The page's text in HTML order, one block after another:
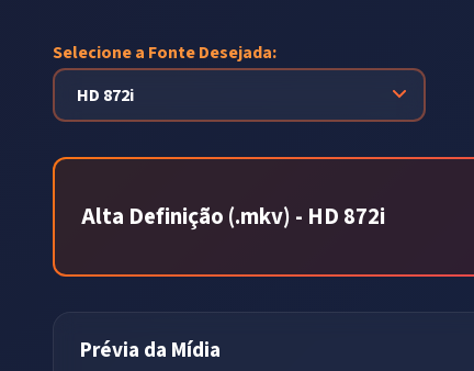
Selecione a Fonte Desejada:
Alta Definição (.mkv) - HD 872i
Prévia da Mídia